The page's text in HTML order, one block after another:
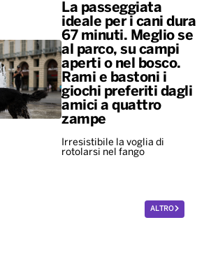
La passeggiata
ideale per i cani dura
67 minuti. Meglio se
al parco, su campi
aperti o nel bosco.
Rami e bastoni i
giochi preferiti dagli
amici a quattro
zampe
Irresistibile la voglia di
rotolarsi nel fango
ALTRO